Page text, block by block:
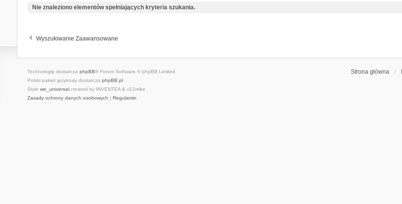
Nie znaleziono elementów spełniających kryteria szukania.
Wyszukiwanie Zaawansowane
Strona główna
Technologię dostarcza phpBB® Forum Software © phpBB Limited
Polski pakiet językowy dostarcza phpBB.pl
Style we_universalcreated by INVENTEA & v12mike
Zasady ochrony danych osobowych | Regulamin